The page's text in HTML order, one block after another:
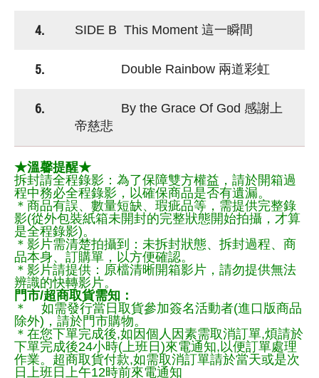
4. SIDE B This Moment 這一瞬間
5. Double Rainbow 兩道彩虹
6.
By the Grace Of God 感謝上
帝慈悲
★溫馨提醒★
拆封請全程錄影：為了保障雙方權益，請於開箱過
程中務必全程錄影，以確保商品是否有遺漏。
＊商品有誤、數量短缺、瑕疵品等，需提供完整錄
影(從外包裝紙箱未開封的完整狀態開始拍攝，才算
是全程錄影)。
＊影片需清楚拍攝到：未拆封狀態、拆封過程、商
品本身、訂購單，以方便確認。
＊影片請提供：原檔清晰開箱影片，請勿提供無法
辨識的快轉影片。
門市/超商取貨需知：
＊ 如需發行當日取貨參加簽名活動者(進口版商品
除外)，請於門市購物。
＊在您下單完成後,如因個人因素需取消訂單,煩請於
下單完成後24小時(上班日)來電通知,以便訂單處理
作業。超商取貨付款,如需取消訂單請於當天或是次
日上班日上午12時前來電通知